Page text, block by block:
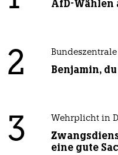
AfD-Wählen
2 Benjamin,
3 Wehrplicht in
eine gute